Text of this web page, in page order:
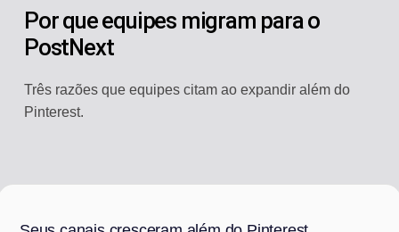
Por que equipes migram para o
PostNext
Três razões que equipes citam ao expandir além do
Pinterest.